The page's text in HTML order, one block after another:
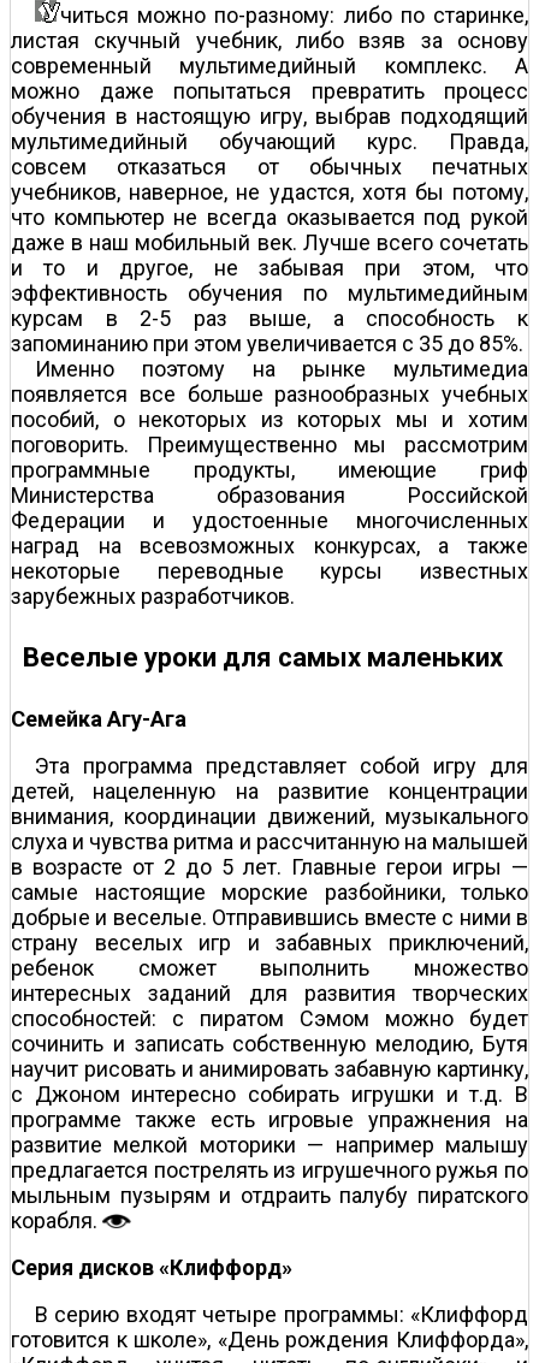
читься можно по-разному: либо по старинке,
листая скучный учебник, либо взяв за основу
современный мультимедийный комплекс. А
можно даже попытаться превратить процесс
обучения в настоящую игру, выбрав подходящий
мультимедийный обучающий курс. Правда,
совсем отказаться от обычных печатных
учебников, наверное, не удастся, хотя бы потому,
что компьютер не всегда оказывается под рукой
даже в наш мобильный век. Лучше всего сочетать
и то и другое, не забывая при этом, что
эффективность обучения по мультимедийным
курсам в 2-5 раз выше, а способность к
запоминанию при этом увеличивается с 35 до 85%.
Именно поэтому на рынке мультимедиа
появляется все больше разнообразных учебных
пособий, о некоторых из которых мы и хотим
поговорить. Преимущественно мы рассмотрим
программные продукты, имеющие гриф
Министерства образования Российской
Федерации и удостоенные многочисленных
наград на всевозможных конкурсах, а также
некоторые переводные курсы известных
зарубежных разработчиков.
Веселые уроки для самых маленьких
Семейка Агу-Ага
Эта программа представляет собой игру для
детей, нацеленную на развитие концентрации
внимания, координации движений, музыкального
слуха и чувства ритма и рассчитанную на малышей
в возрасте от 2 до 5 лет. Главные герои игры —
самые настоящие морские разбойники, только
добрые и веселые. Отправившись вместе с ними в
страну веселых игр и забавных приключений,
ребенок сможет выполнить множество
интересных заданий для развития творческих
способностей: с пиратом Сэмом можно будет
сочинить и записать собственную мелодию, Бутя
научит рисовать и анимировать забавную картинку,
с Джоном интересно собирать игрушки и т.д. В
программе также есть игровые упражнения на
развитие мелкой моторики — например малышу
предлагается пострелять из игрушечного ружья по
мыльным пузырям и отдраить палубу пиратского
корабля.
Серия дисков «Клиффорд»
В серию входят четыре программы: «Клиффорд
готовится к школе», «День рождения Клиффорда»,